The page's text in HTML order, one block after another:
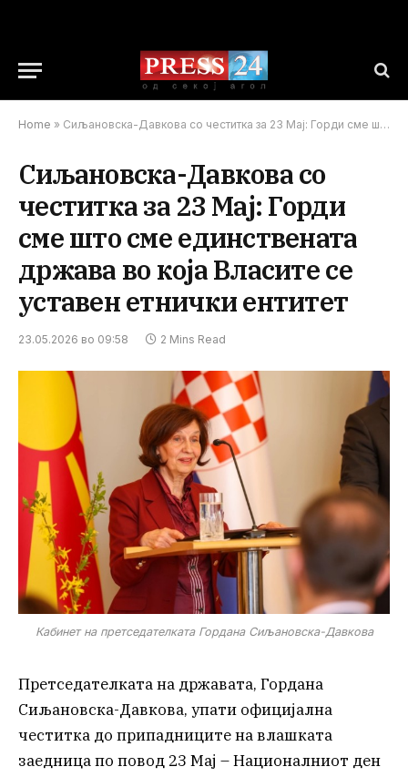
Home » Сиљановска-Давкова со честитка за 23 Мај: Горди сме што сме единствената држава во која Власите се уставен етнички ентитет
Сиљановска-Давкова со
честитка за 23 Мај: Горди
сме што сме единствената
држава во која Власите се
уставен етнички ентитет
23.05.2026 во 09:58 2 Mins Read
Кабинет на претседателката Гордана Сиљановска-Давкова
Претседателката на државата, Гордана
Сиљановска-Давкова, упати официјална
честитка до припадниците на влашката
заедница по повод 23 Мај – Националниот ден